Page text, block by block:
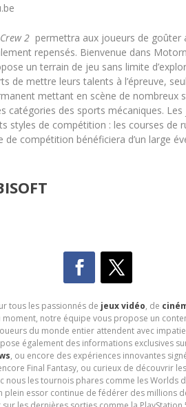
2 permettra aux joueurs de goûter
repensés. Bienvenue dans
un terrain de jeu sans limite
de mettre leurs talents à l’épreuve,
mettant en scène de nombreux
des sports mécaniques. Les
styles de compétition : les courses de
compétition bénéficiera d’un large
tous les passionnés de jeux vidéo, de
notre équipe vous propose un
du monde entier attendent avec
également des informations exclusives
, ou encore des expériences innovantes
Final Fantasy, ou curieux de
nous les tournois phares comme les Worlds
plein essor continue de fédérer des millions